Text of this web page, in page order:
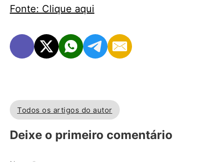
Fonte: Clique aqui
Todos os artigos do autor
Deixe o primeiro comentário